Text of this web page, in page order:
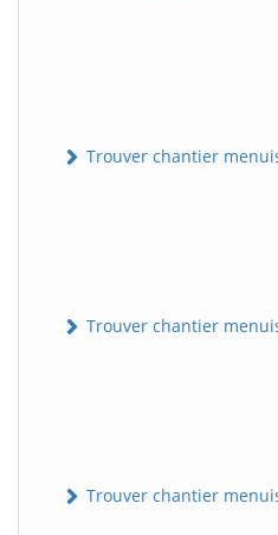
Trouver chantier
Trouver chantier
Trouver chantier